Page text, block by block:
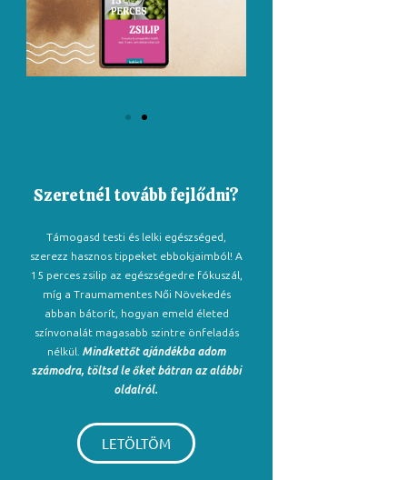
Szeretnél tovább fejlődni?
Támogasd testi és lelki egészséged,
szerezz hasznos tippeket ebbokjaimból! A
15 perces zsilip az egészségedre fókuszál,
míg a Traumamentes Női Növekedés
abban bátorít, hogyan emeld életed
színvonalát magasabb szintre önfeladás
nélkül. Mindkettőt ajándékba adom
számodra, töltsd le őket bátran az alábbi
oldalról.
LETÖLTÖM